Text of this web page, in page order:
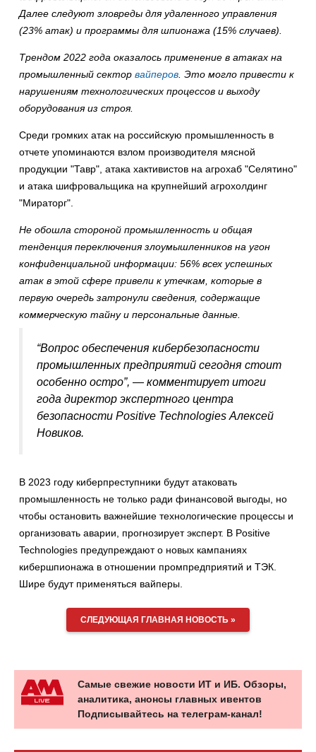
Далее следуют зловреды для удаленного управления
(23% атак) и программы для шпионажа (15% случаев).
Трендом 2022 года оказалось применение в атаках на
промышленный сектор вайперов. Это могло привести к
нарушениям технологических процессов и выходу
оборудования из строя.
Среди громких атак на российскую промышленность в
отчете упоминаются взлом производителя мясной
продукции "Тавр", атака хактивистов на агрохаб "Селятино"
и атака шифровальщика на крупнейший агрохолдинг
"Мираторг".
Не обошла стороной промышленность и общая
тенденция переключения злоумышленников на угон
конфиденциальной информации: 56% всех успешных
атак в этой сфере привели к утечкам, которые в
первую очередь затронули сведения, содержащие
коммерческую тайну и персональные данные.
“Вопрос обеспечения кибербезопасности
промышленных предприятий сегодня стоит
особенно остро”, — комментирует итоги
года директор экспертного центра
безопасности Positive Technologies Алексей
Новиков.
В 2023 году киберпреступники будут атаковать
промышленность не только ради финансовой выгоды, но
чтобы остановить важнейшие технологические процессы и
организовать аварии, прогнозирует эксперт. В Positive
Technologies предупреждают о новых кампаниях
кибершпионажа в отношении промпредприятий и ТЭК.
Шире будут применяться вайперы.
СЛЕДУЮЩАЯ ГЛАВНАЯ НОВОСТЬ »
Самые свежие новости ИТ и ИБ. Обзоры,
аналитика, анонсы главных ивентов
Подписывайтесь на телеграм-канал!